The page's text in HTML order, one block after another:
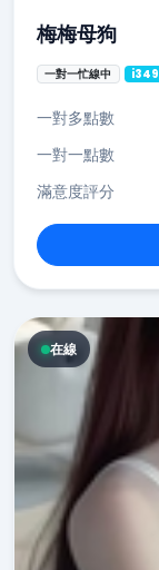
梅梅母狗
一對一忙線中 i349
一對多點數
一對一點數
滿意度評分
在線